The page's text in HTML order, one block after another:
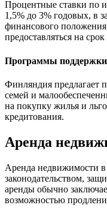
Процентные ставки по
1,5% до 3% годовых, в
финансового
предоставляться на срок
Программы поддержки
Финляндия предлагает
семей и
на покупку жилья и
кредитования.
Аренда
Аренда недвижимости
законодательством,
аренды обычно
возможностью